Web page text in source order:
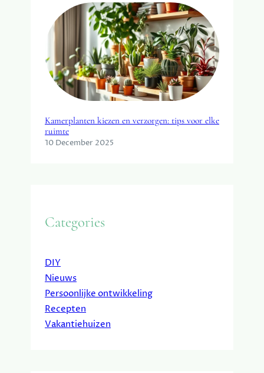
Kamerplanten kiezen en verzorgen: tips voor elke
ruimte
10 December 2025
Categories
DIY
Nieuws
Persoonlijke ontwikkeling
Recepten
Vakantiehuizen